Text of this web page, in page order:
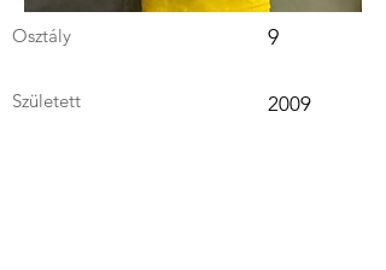
Osztály 9
Született 2009